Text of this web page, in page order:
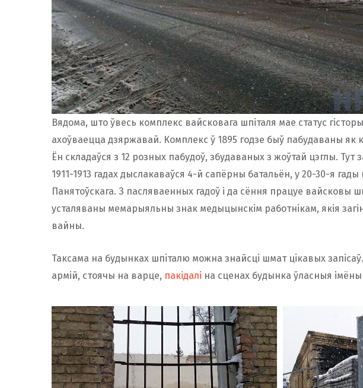
Вядома, што ўвесь комплекс вайсковага шпіталя мае статус
ахоўваецца дзяржавай. Комплекс ў 1895 годзе быў пабудаваны як
Ён складаўся з 12 розных пабудоў, збудаваных з жоўтай цэглы. Тут
1911-1913 гадах дыслакаваўся 4-й сапёрны батальён, у 20-30-я гады
Панятоўскага. З пасляваенных гадоў і да сёння працуе вайсковы
усталяваны мемарыяльны знак медыцынскім работнікам, якія
вайны.
Таксама на будынках шпiталю можна знайсцi шмат цiкавых
армій, стоячы на варце, пакідалі на сценах будынка ўласныя імёны